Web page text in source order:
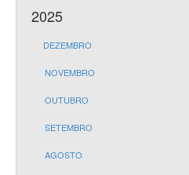
2025
DEZEMBRO
NOVEMBRO
OUTUBRO
SETEMBRO
AGOSTO